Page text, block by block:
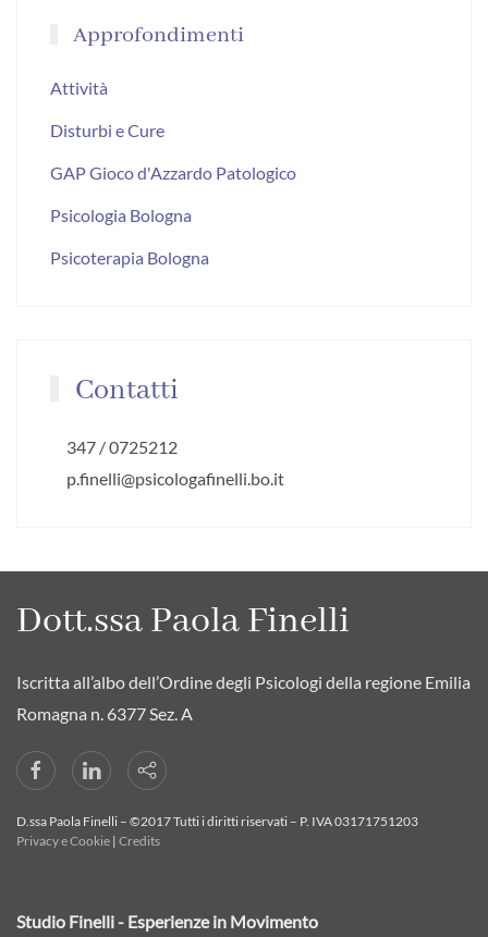
Approfondimenti
Attività
Disturbi e Cure
GAP Gioco d'Azzardo Patologico
Psicologia Bologna
Psicoterapia Bologna
Contatti
347 / 0725212
p.finelli@psicologafinelli.bo.it
Dott.ssa Paola Finelli
Iscritta all’albo dell’Ordine degli Psicologi della regione Emilia
Romagna n. 6377 Sez. A
D.ssa Paola Finelli – ©2017 Tutti i diritti riservati – P. IVA 03171751203
Privacy e Cookie | Credits
Studio Finelli - Esperienze in Movimento